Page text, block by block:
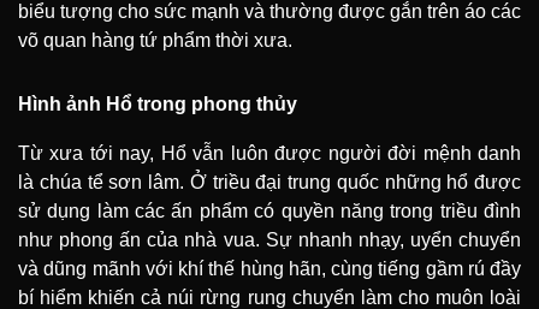
biểu tượng cho sức mạnh và thường được gắn trên áo các
võ quan hàng tứ phẩm thời xưa.
Hình ảnh Hổ trong phong thủy
Từ xưa tới nay, Hổ vẫn luôn được người đời mệnh danh
là chúa tể sơn lâm. Ở triều đại trung quốc những hổ được
sử dụng làm các ấn phẩm có quyền năng trong triều đình
như phong ấn của nhà vua. Sự nhanh nhạy, uyển chuyển
và dũng mãnh với khí thế hùng hãn, cùng tiếng gầm rú đầy
bí hiểm khiến cả núi rừng rung chuyển làm cho muôn loài